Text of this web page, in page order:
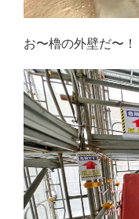
お〜櫓の外壁だ〜！